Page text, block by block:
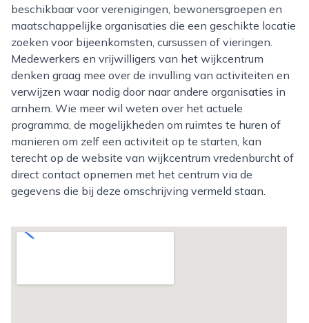
beschikbaar voor verenigingen, bewonersgroepen en
maatschappelijke organisaties die een geschikte locatie
zoeken voor bijeenkomsten, cursussen of vieringen.
Medewerkers en vrijwilligers van het wijkcentrum
denken graag mee over de invulling van activiteiten en
verwijzen waar nodig door naar andere organisaties in
arnhem. Wie meer wil weten over het actuele
programma, de mogelijkheden om ruimtes te huren of
manieren om zelf een activiteit op te starten, kan
terecht op de website van wijkcentrum vredenburcht of
direct contact opnemen met het centrum via de
gegevens die bij deze omschrijving vermeld staan.